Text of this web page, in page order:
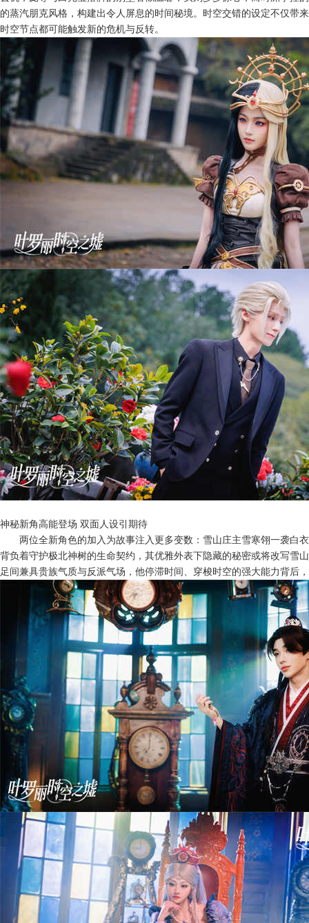
的蒸汽朋克风格，构建出令人屏息的时间秘境。时空交错的设定不仅带
时空节点都可能触发新的危机与反转。
神秘新角高能登场 双面人设引期待
两位全新角色的加入为故事注入更多变数：雪山庄主雪寒翎一袭白
背负着守护极北神树的生命契约，其优雅外表下隐藏的秘密或将改写雪
足间兼具贵族气质与反派气场，他停滞时间、穿梭时空的强大能力背后